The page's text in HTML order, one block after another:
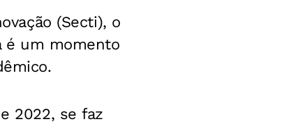
(Secti), o
é um momento
2022, se faz